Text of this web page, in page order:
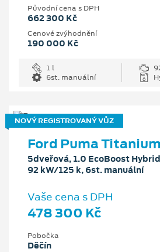
Původní cena s DPH
662 300 Kč
Cenové zvýhodnění
190 000 Kč
1 l
6st. manuální
NOVÝ REGISTROVANÝ VŮZ
Ford Puma Titanium
5dveřová, 1.0 EcoBoost
92 kW/125 k, 6st. manuální
Vaše cena s DPH
478 300 Kč
Pobočka
Děčín